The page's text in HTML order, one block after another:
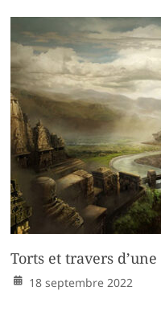
Torts et travers
18 septembre 2022